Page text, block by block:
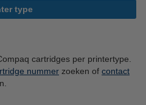
type
cartridges per printertype.
nummer zoeken of contact